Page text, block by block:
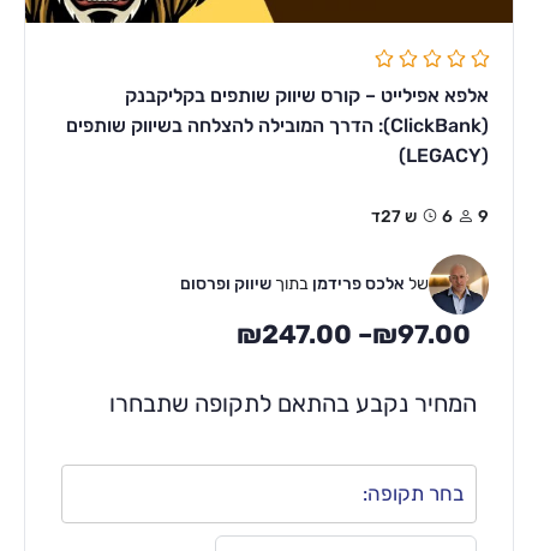
אלפא אפילייט – קורס שיווק שותפים בקליקבנק
(ClickBank): הדרך המובילה להצלחה בשיווק שותפים
(LEGACY)
9 6ש 27ד
של אלכס פרידמן בתוך שיווק ופרסום
₪97.00
–
₪247.00
המחיר נקבע בהתאם לתקופה שתבחרו
בחר תקופה: